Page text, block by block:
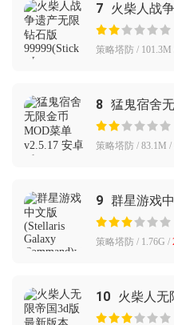
7
火柴人战
War: Legacy)
策略塔防 / 101.3M
8 猛鬼宿舍
策略塔防 / 83.1M /
9 群星游戏
Command)
策略塔防 / 1.76G /
10
火柴人无
Infinite